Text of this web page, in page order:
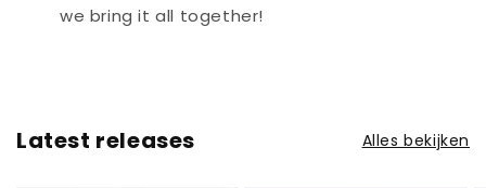
we bring it all together!
Latest releases Alles bekijken